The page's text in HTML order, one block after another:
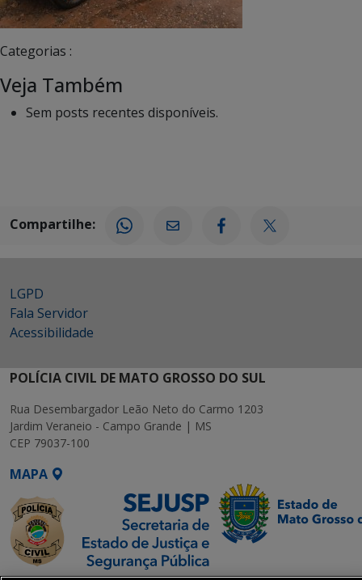
Categorias :
Veja Também
Sem posts recentes disponíveis.
Compartilhe:
LGPD
Fala Servidor
Acessibilidade
POLÍCIA CIVIL DE MATO GROSSO DO SUL
Rua Desembargador Leão Neto do Carmo 1203
Jardim Veraneio - Campo Grande | MS
CEP 79037-100
MAPA